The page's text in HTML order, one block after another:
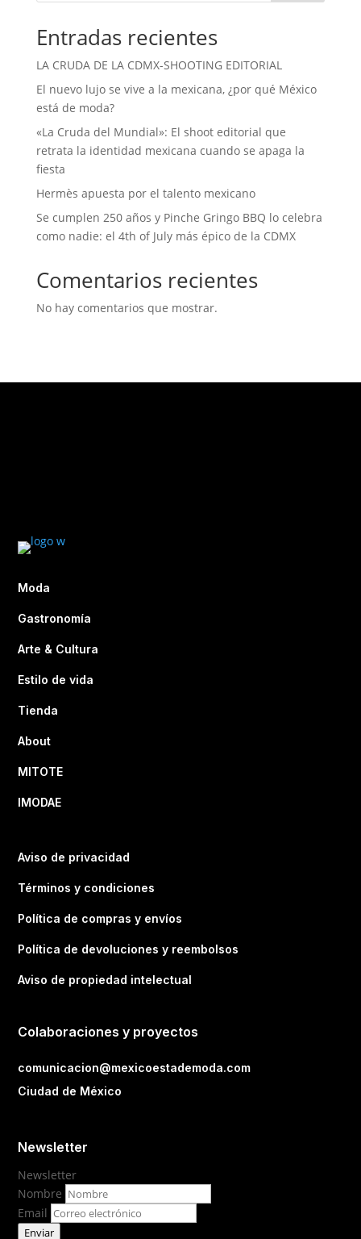
Entradas recientes
LA CRUDA DE LA CDMX-SHOOTING EDITORIAL
El nuevo lujo se vive a la mexicana, ¿por qué México
está de moda?
«La Cruda del Mundial»: El shoot editorial que
retrata la identidad mexicana cuando se apaga la
fiesta
Hermès apuesta por el talento mexicano
Se cumplen 250 años y Pinche Gringo BBQ lo celebra
como nadie: el 4th of July más épico de la CDMX
Comentarios recientes
No hay comentarios que mostrar.
Moda
Gastronomía
Arte & Cultura
Estilo de vida
Tienda
About
MITOTE
IMODAE
Aviso de privacidad
Términos y condiciones
Política de compras y envíos
Política de devoluciones y reembolsos
Aviso de propiedad intelectual
Colaboraciones y proyectos
comunicacion@mexicoestademoda.com
Ciudad de México
Newsletter
Newsletter
Nombre
Email
Enviar